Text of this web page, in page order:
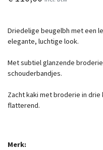
Driedelige beugelbh met een
elegante, luchtige look.
Met subtiel glanzende
schouderbandjes.
Zacht kaki met broderie in drie
flatterend.
Merk: